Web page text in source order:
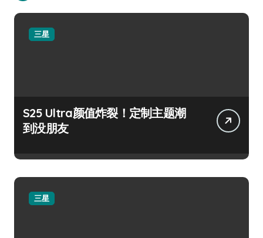
三星
S25 Ultra颜值炸裂！定制主题潮
到没朋友
三星